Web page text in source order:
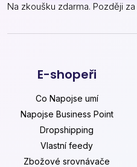
Na zkoušku zdarma. Později za
E-shopeři
Co Napojse umí
Napojse Business Point
Dropshipping
Vlastní feedy
Zbožové srovnávače